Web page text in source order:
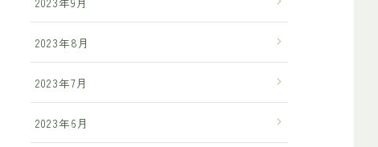
2023年8月
2023年7月
2023年6月